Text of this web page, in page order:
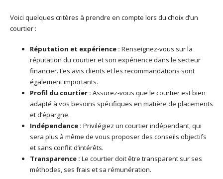
Voici quelques critères à prendre en compte lors du choix d’un
courtier :
Réputation et expérience : Renseignez-vous sur la
réputation du courtier et son expérience dans le secteur
financier. Les avis clients et les recommandations sont
également importants.
Profil du courtier : Assurez-vous que le courtier est bien
adapté à vos besoins spécifiques en matière de placements
et d’épargne.
Indépendance : Privilégiez un courtier indépendant, qui
sera plus à même de vous proposer des conseils objectifs
et sans conflit d’intérêts.
Transparence : Le courtier doit être transparent sur ses
méthodes, ses frais et sa rémunération.